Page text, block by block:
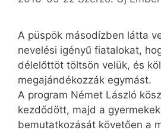
A püspök másodízben látta
nevelési igényű fiatalokat,
délelőttöt töltsön velük, és
megajándékozzák egymást.
A program Német László
kezdődött, majd a
bemutatkozását követően a